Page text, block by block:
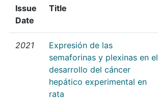
Issue
Date
Title
2021
Expresión de las
semaforinas y plexinas en el
desarrollo del cáncer
hepático experimental en
rata